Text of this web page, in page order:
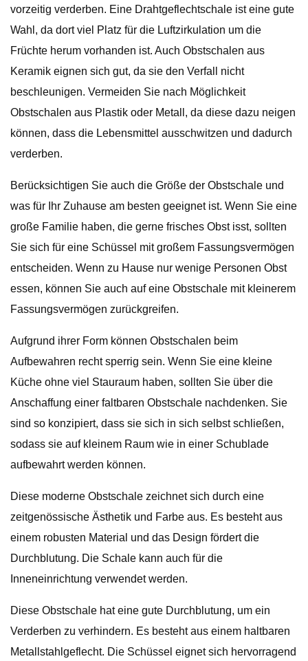
vorzeitig verderben. Eine Drahtgeflechtschale ist eine gute
Wahl, da dort viel Platz für die Luftzirkulation um die
Früchte herum vorhanden ist. Auch Obstschalen aus
Keramik eignen sich gut, da sie den Verfall nicht
beschleunigen. Vermeiden Sie nach Möglichkeit
Obstschalen aus Plastik oder Metall, da diese dazu neigen
können, dass die Lebensmittel ausschwitzen und dadurch
verderben.
Berücksichtigen Sie auch die Größe der Obstschale und
was für Ihr Zuhause am besten geeignet ist. Wenn Sie eine
große Familie haben, die gerne frisches Obst isst, sollten
Sie sich für eine Schüssel mit großem Fassungsvermögen
entscheiden. Wenn zu Hause nur wenige Personen Obst
essen, können Sie auch auf eine Obstschale mit kleinerem
Fassungsvermögen zurückgreifen.
Aufgrund ihrer Form können Obstschalen beim
Aufbewahren recht sperrig sein. Wenn Sie eine kleine
Küche ohne viel Stauraum haben, sollten Sie über die
Anschaffung einer faltbaren Obstschale nachdenken. Sie
sind so konzipiert, dass sie sich in sich selbst schließen,
sodass sie auf kleinem Raum wie in einer Schublade
aufbewahrt werden können.
Diese moderne Obstschale zeichnet sich durch eine
zeitgenössische Ästhetik und Farbe aus. Es besteht aus
einem robusten Material und das Design fördert die
Durchblutung. Die Schale kann auch für die
Inneneinrichtung verwendet werden.
Diese Obstschale hat eine gute Durchblutung, um ein
Verderben zu verhindern. Es besteht aus einem haltbaren
Metallstahlgeflecht. Die Schüssel eignet sich hervorragend